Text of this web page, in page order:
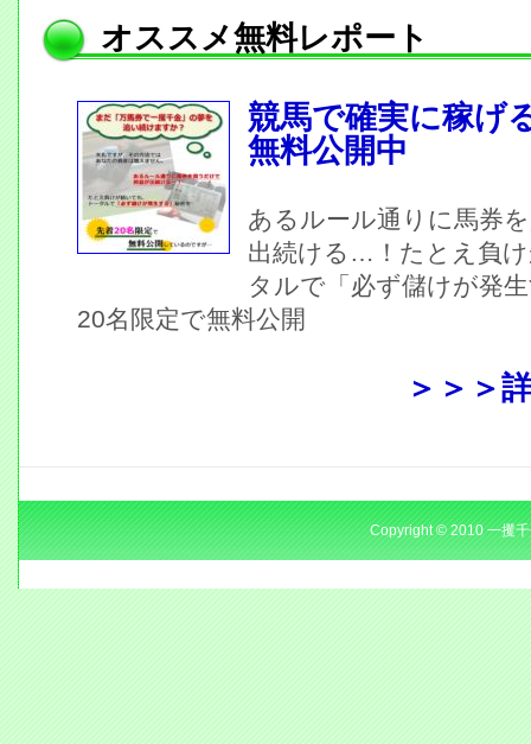
オススメ無料レポート
競馬で確実に稼げ
無料公開中
あるルール通りに馬券
出続ける…！たとえ負
タルで「必ず儲けが発
20名限定で無料公開
＞＞＞
Copyright © 2010 一攫